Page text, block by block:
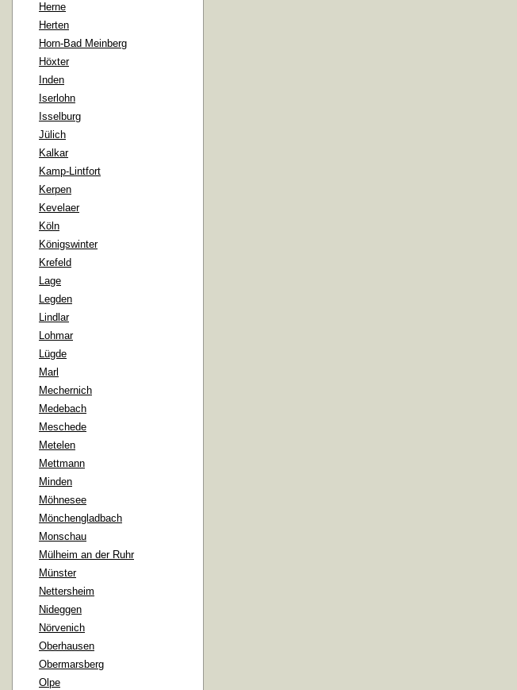
Herne
Herten
Horn-Bad Meinberg
Höxter
Inden
Iserlohn
Isselburg
Jülich
Kalkar
Kamp-Lintfort
Kerpen
Kevelaer
Köln
Königswinter
Krefeld
Lage
Legden
Lindlar
Lohmar
Lügde
Marl
Mechernich
Medebach
Meschede
Metelen
Mettmann
Minden
Möhnesee
Mönchengladbach
Monschau
Mülheim an der Ruhr
Münster
Nettersheim
Nideggen
Nörvenich
Oberhausen
Obermarsberg
Olpe